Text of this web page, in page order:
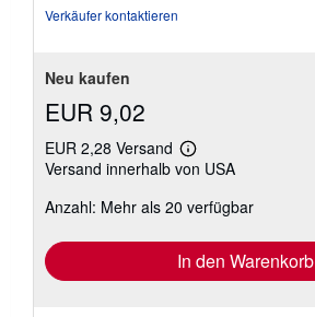
Verkäufer kontaktieren
Neu kaufen
EUR 9,02
EUR 2,28 Versand
Weitere
Informationen
Versandkosten
Versand innerhalb von USA
Anzahl: Mehr als 20 verfügbar
In den Warenkorb